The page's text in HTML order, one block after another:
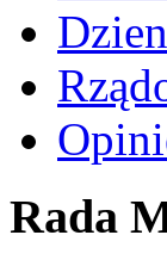
Rada